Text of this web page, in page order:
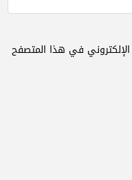
في هذا المتصفح